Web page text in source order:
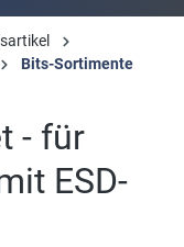
Bits-Sortimente
- für
ESD-